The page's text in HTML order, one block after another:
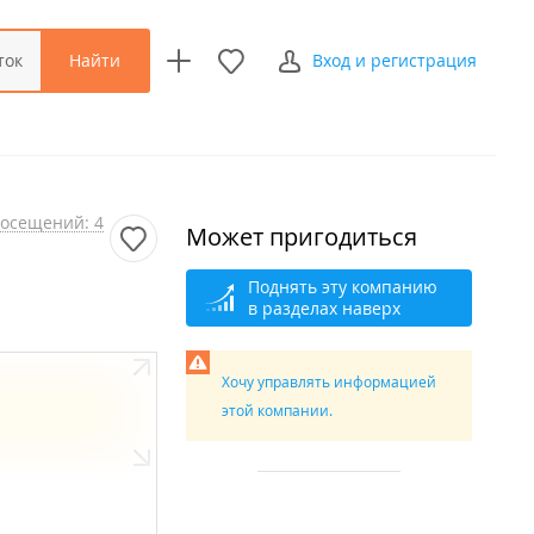
Найти Вход и регистрация
4 Может пригодиться
Поднять эту компанию
в разделах наверх
Хочу управлять информацией
этой компании.